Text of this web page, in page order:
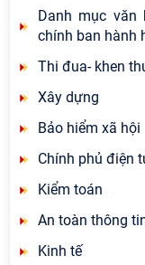
Danh mục văn
chính ban hành
Thi đua- khen
Xây dựng
Bảo hiểm xã hội
Chính phủ điện
Kiểm toán
An toàn thông
Kinh tế